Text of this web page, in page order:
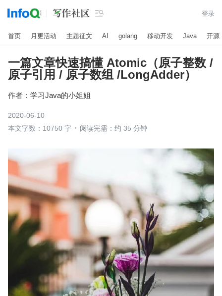
 登录
首页 月更活动 主题征文 AI golang 移动开发 Java 开源
一篇文章快速搞懂 Atomic（原子整数 /
原子引用 / 原子数组 /LongAdder）
作者： 学习Java的小姐姐
2020-06-10
本文字数：10750 字
阅读完需：约 35 分钟